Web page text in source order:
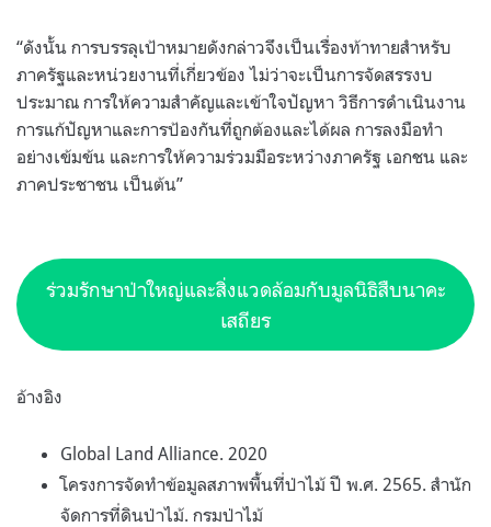
“ดังนั้น การบรรลุเป้าหมายดังกล่าวจึงเป็นเรื่องท้าทายสำหรับ
ภาครัฐและหน่วยงานที่เกี่ยวข้อง ไม่ว่าจะเป็นการจัดสรรงบ
ประมาณ การให้ความสำคัญและเข้าใจปัญหา วิธีการดำเนินงาน
การแก้ปัญหาและการป้องกันที่ถูกต้องและได้ผล การลงมือทำ
อย่างเข้มข้น และการให้ความร่วมมือระหว่างภาครัฐ เอกชน และ
ภาคประชาชน เป็นต้น”
ร่วมรักษาป่าใหญ่และสิ่งแวดล้อมกับมูลนิธิสืบนาคะ
เสถียร
อ้างอิง
Global Land Alliance. 2020
โครงการจัดทำข้อมูลสภาพพื้นที่ป่าไม้ ปี พ.ศ. 2565. สำนัก
จัดการที่ดินป่าไม้. กรมป่าไม้